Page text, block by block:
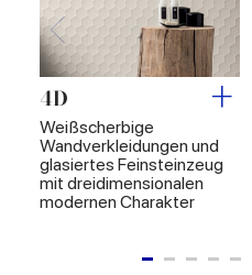
4D
Weißscherbige
Wandverkleidungen und
glasiertes Feinsteinzeug
mit dreidimensionalen
modernen Charakter